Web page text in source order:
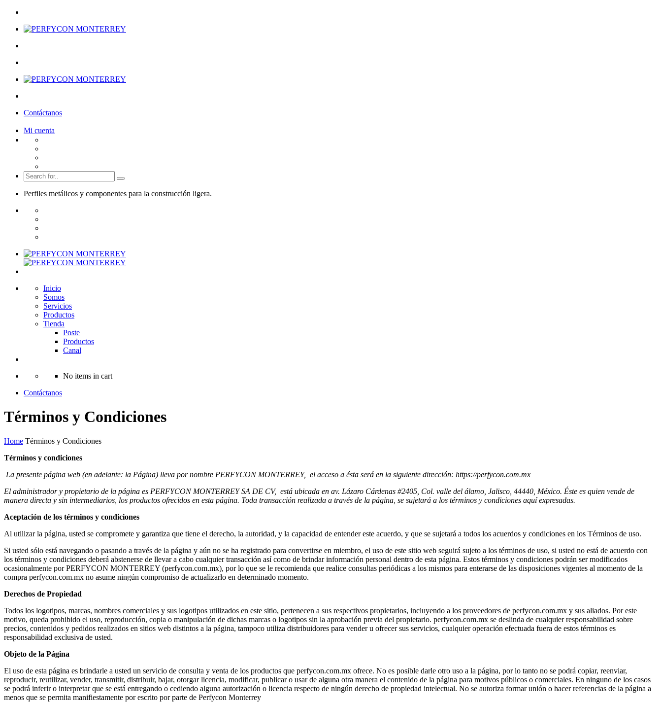
Contáctanos
Mi cuenta
Perfiles metálicos y componentes para la construcción ligera.
Inicio
Somos
Servicios
Productos
Tienda
Poste
Productos
Canal
No items in cart
Contáctanos
Términos y Condiciones
Home Términos y Condiciones
Términos y condiciones
La presente página web (en adelante: la Página) lleva por nombre PERFYCON MONTERREY, el acceso a ésta será en la siguiente dirección: https://perfycon.com.mx
El administrador y propietario de la página es PERFYCON MONTERREY SA DE CV, está ubicada en av. Lázaro Cárdenas #2405, Col. valle del álamo, Jalisco, 44440, México. Éste es quien vende de
manera directa y sin intermediarios, los productos ofrecidos en esta página. Toda transacción realizada a través de la página, se sujetará a los términos y condiciones aquí expresadas.
Aceptación de los términos y condiciones
Al utilizar la página, usted se compromete y garantiza que tiene el derecho, la autoridad, y la capacidad de entender este acuerdo, y que se sujetará a todos los acuerdos y condiciones en los Términos de uso.
Si usted sólo está navegando o pasando a través de la página y aún no se ha registrado para convertirse en miembro, el uso de este sitio web seguirá sujeto a los términos de uso, si usted no está de acuerdo con
los términos y condiciones deberá abstenerse de llevar a cabo cualquier transacción así como de brindar información personal dentro de esta página. Estos términos y condiciones podrán ser modificados
ocasionalmente por PERFYCON MONTERREY (perfycon.com.mx), por lo que se le recomienda que realice consultas periódicas a los mismos para enterarse de las disposiciones vigentes al momento de la
compra perfycon.com.mx no asume ningún compromiso de actualizarlo en determinado momento.
Derechos de Propiedad
Todos los logotipos, marcas, nombres comerciales y sus logotipos utilizados en este sitio, pertenecen a sus respectivos propietarios, incluyendo a los proveedores de perfycon.com.mx y sus aliados. Por este
motivo, queda prohibido el uso, reproducción, copia o manipulación de dichas marcas o logotipos sin la aprobación previa del propietario. perfycon.com.mx se deslinda de cualquier responsabilidad sobre
precios, contenidos y pedidos realizados en sitios web distintos a la página, tampoco utiliza distribuidores para vender u ofrecer sus servicios, cualquier operación efectuada fuera de estos términos es
responsabilidad exclusiva de usted.
Objeto de la Página
El uso de esta página es brindarle a usted un servicio de consulta y venta de los productos que perfycon.com.mx ofrece. No es posible darle otro uso a la página, por lo tanto no se podrá copiar, reenviar,
reproducir, reutilizar, vender, transmitir, distribuir, bajar, otorgar licencia, modificar, publicar o usar de alguna otra manera el contenido de la página para motivos públicos o comerciales. En ninguno de los casos
se podrá inferir o interpretar que se está entregando o cediendo alguna autorización o licencia respecto de ningún derecho de propiedad intelectual. No se autoriza formar unión o hacer referencias de la página a
menos que se permita manifiestamente por escrito por parte de Perfycon Monterrey